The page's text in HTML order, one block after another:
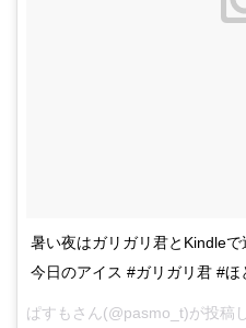
暑い夜はガリガリ君とKindle
今日のアイス #ガリガリ君 #ほ
ぱすもさん(@pasmo_t)が投稿